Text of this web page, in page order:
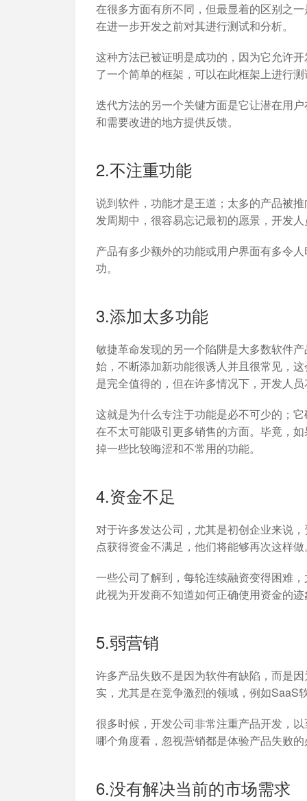
在很多方面有所不同，但最显着的区别之
在进一步开发之前对其进行测试和分析。
这种方法已被证明是成功的，因为它允许
了一个简单的框架，可以在此框架上进行
迭代方法的另一个关键方面是它让潜在用
和需要改进的地方提供反馈。
2.不注重功能
说到软件，功能才是王道；太多的产品被
发周期中，很容易忘记最初的愿景，开发
产品有多少额外的功能或用户界面有多令
功。
3.添加太多功能
敏捷革命发现的另一个陷阱是大多数软件
始，不断添加新功能很诱人并且很常见，
是完全值得的，但在许多情况下，开发人
这就是为什么专注于功能是必不可少的；
在不太可能吸引更多销售的方面。毕竟，
掉一些比较晦涩和不常用的功能。
4.资金不足
对于许多发达公司，尤其是初创企业来说
点获得资金不满足，他们将能够再次这样
一些公司了解到，每轮连续融资变得困难
此视为开发商不知道如何正确使用资金的
5.弱营销
许多产品失败不是因为软件有缺陷，而是
实，尤其是在竞争激烈的领域，例如SaaS
很多时候，开发公司非常注重产品开发，
哪个角度看，忽视营销都是体验产品失败
6.没有解决当前的市场需求